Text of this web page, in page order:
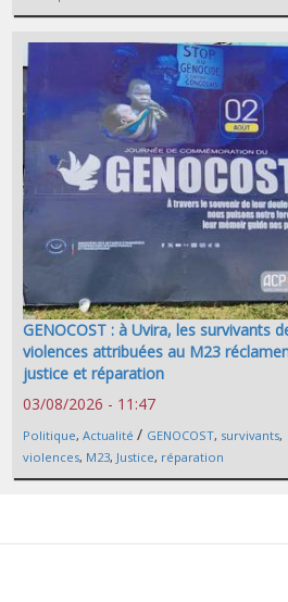
GENOCOST : à Uvira, les survivants
violences attribuées au M23
justice et réparation
03/08/2026 - 11:47
Politique, Actualité / GENOCOST, survivants,
violences, M23, Justice, réparation